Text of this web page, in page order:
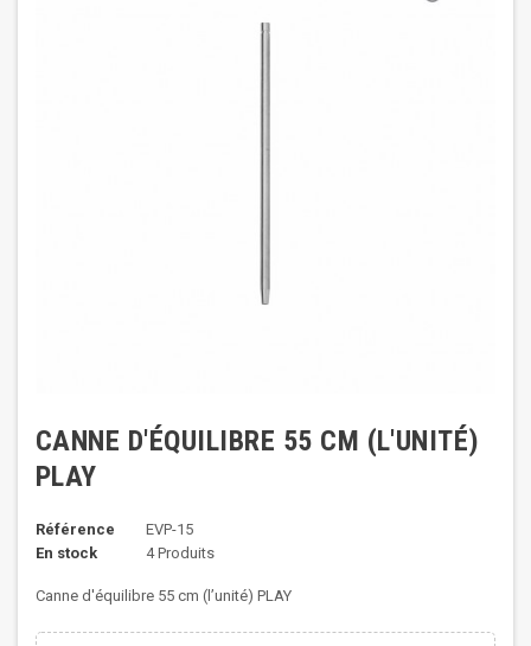
CANNE D'ÉQUILIBRE 55 CM (L'UNITÉ)
PLAY
Référence
EVP-15
En stock
4 Produits
Canne d'équilibre 55 cm (l’unité) PLAY